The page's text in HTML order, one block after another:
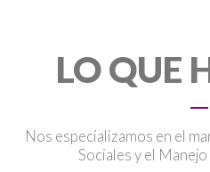
LO QUE
Nos especializamos en el
Sociales y el